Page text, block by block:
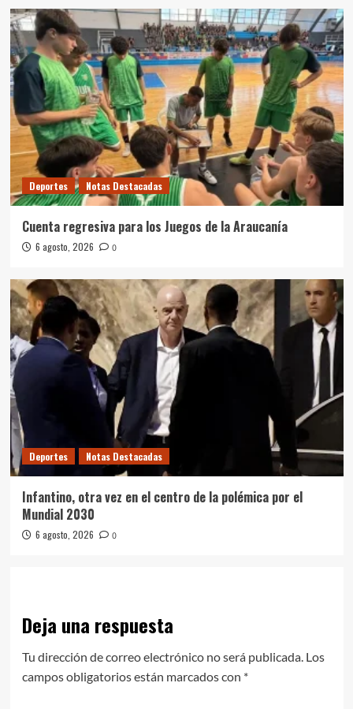
Deportes Notas Destacadas
Cuenta regresiva para los Juegos de la Araucanía
6 agosto, 2026 0
Deportes Notas Destacadas
Infantino, otra vez en el centro de la polémica por el
Mundial 2030
6 agosto, 2026 0
Deja una respuesta
Tu dirección de correo electrónico no será publicada. Los
campos obligatorios están marcados con *